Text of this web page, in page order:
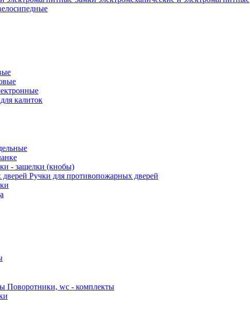
калиток
- защелки (кнобы)
Ручки для противопожарных дверей
Поворотники, wc - комплекты